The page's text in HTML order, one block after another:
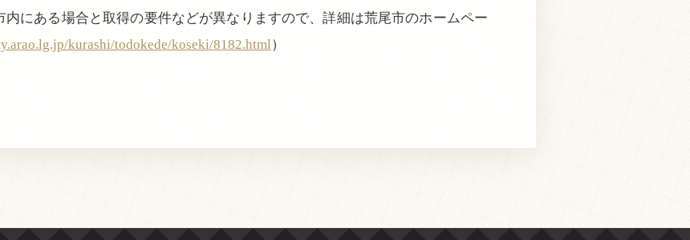
内にある場合と取得の要件などが異なりますので、詳細は荒尾市のホームペー
kurashi/todokede/koseki/8182.html ）